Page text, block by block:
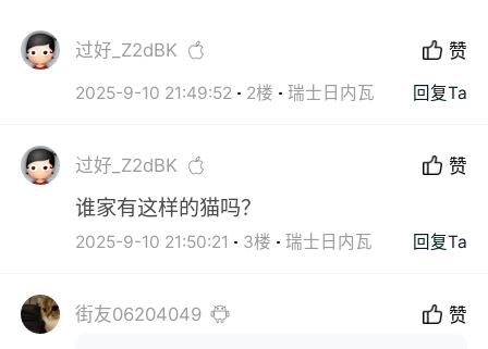
过好_Z2dBK 赞
2025-9-10 21:49:52 2楼 瑞士日内瓦 回复Ta
过好_Z2dBK 赞
谁家有这样的猫吗？
2025-9-10 21:50:21 3楼 瑞士日内瓦 回复Ta
街友06204049 赞